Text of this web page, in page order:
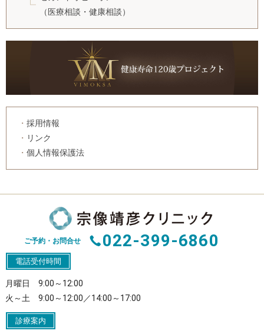
（医療相談・健康相談）
採用情報
リンク
個人情報保護法
ご予約・お問合せ 022-399-6860
電話受付時間
月曜日 9:00～12:00
火～土 9:00～12:00／14:00～17:00
診療案内